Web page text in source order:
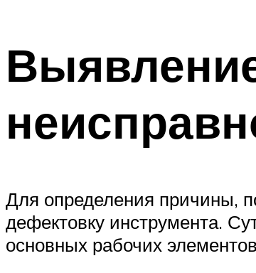
Для определения причины,
дефектовку инструмента.
основных рабочих